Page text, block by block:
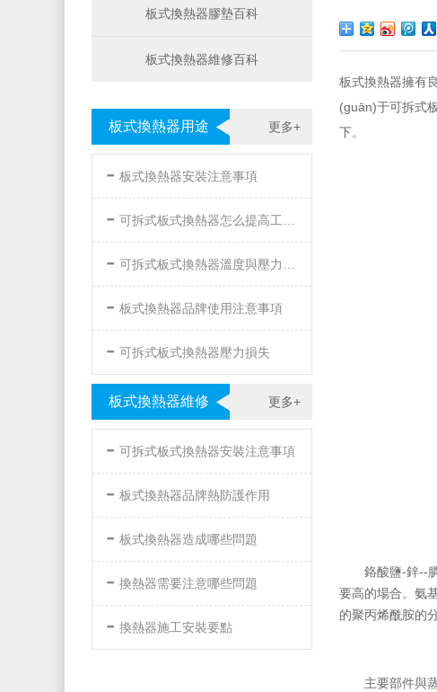
板式換熱器膠墊百科
板式換熱器維修百科
更多+
板式換熱器用途
- 板式換熱器安裝注意事項
- 可拆式板式換熱器怎么提高工作效率
- 可拆式板式換熱器溫度與壓力的要求
- 板式換熱器品牌使用注意事項
- 可拆式板式換熱器壓力損失
更多+
板式換熱器維修
- 可拆式板式換熱器安裝注意事項
- 板式換熱器品牌熱防護作用
- 板式換熱器造成哪些問題
- 換熱器需要注意哪些問題
- 換熱器施工安裝要點
板式換熱器擁有
(guān)于可拆式板
下。
鉻酸鹽-鋅--
要高的場合。氨
的聚丙烯酰胺的分
主要部件與